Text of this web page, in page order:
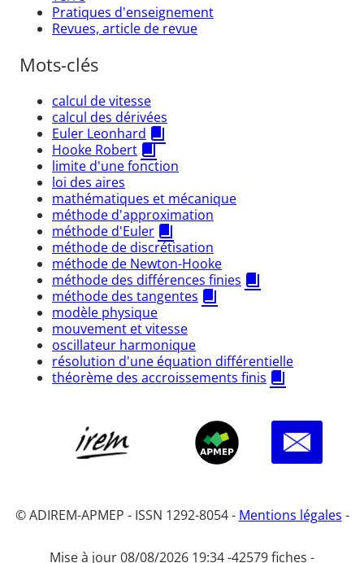
Pratiques d'enseignement
Revues, article de revue
Mots-clés
calcul de vitesse
calcul des dérivées
Euler Leonhard
Hooke Robert
limite d'une fonction
loi des aires
mathématiques et mécanique
méthode d'approximation
méthode d'Euler
méthode de discrétisation
méthode de Newton-Hooke
méthode des différences finies
méthode des tangentes
modèle physique
mouvement et vitesse
oscillateur harmonique
résolution d'une équation différentielle
théorème des accroissements finis
© ADIREM-APMEP - ISSN 1292-8054 - Mentions légales -
Mise à jour 08/08/2026 19:34 -42579 fiches -